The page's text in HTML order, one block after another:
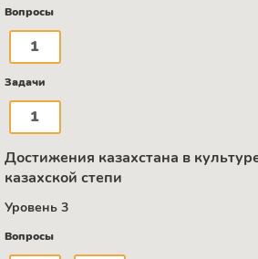
Вопросы
1
Задачи
1
Достижения казахстана в
казахской степи
Уровень 3
Вопросы